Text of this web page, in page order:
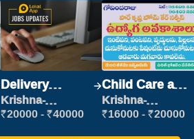
Delivery
Executive
Krishna-
vijayawada
₹20000 - ₹40000
Child Care and
Patient care
Krishna-
vijayawada
₹16000 - ₹20000